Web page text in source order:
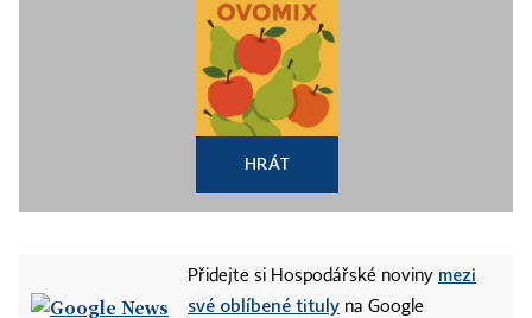
HRÁT
Přidejte si Hospodářské noviny mezi
své oblíbené tituly na Google